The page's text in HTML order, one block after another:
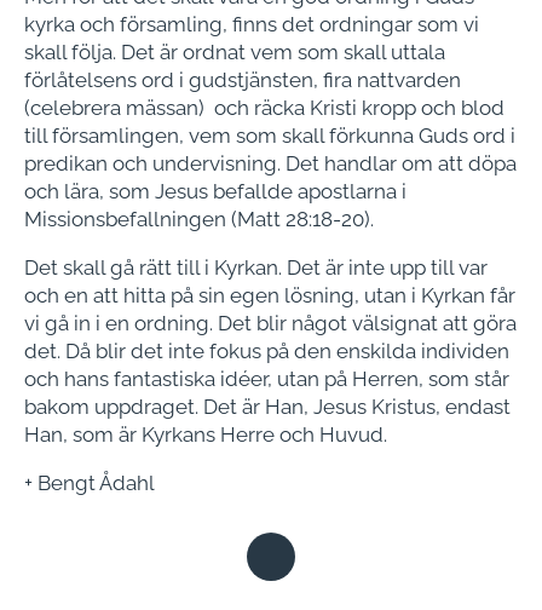
kyrka och församling, finns det ordningar som vi
skall följa. Det är ordnat vem som skall uttala
förlåtelsens ord i gudstjänsten, fira nattvarden
(celebrera mässan) och räcka Kristi kropp och blod
till församlingen, vem som skall förkunna Guds ord i
predikan och undervisning. Det handlar om att döpa
och lära, som Jesus befallde apostlarna i
Missionsbefallningen (Matt 28:18-20).
Det skall gå rätt till i Kyrkan. Det är inte upp till var
och en att hitta på sin egen lösning, utan i Kyrkan får
vi gå in i en ordning. Det blir något välsignat att göra
det. Då blir det inte fokus på den enskilda individen
och hans fantastiska idéer, utan på Herren, som står
bakom uppdraget. Det är Han, Jesus Kristus, endast
Han, som är Kyrkans Herre och Huvud.
+ Bengt Ådahl